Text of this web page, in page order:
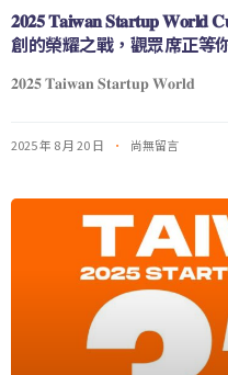
𝟐𝟎𝟐𝟓 𝐓𝐚𝐢𝐰𝐚𝐧 𝐒𝐭𝐚𝐫𝐭𝐮𝐩 𝐖𝐨𝐫𝐥𝐝
創的榮耀之戰，觀眾席正等
𝟐𝟎𝟐𝟓 𝐓𝐚𝐢𝐰𝐚𝐧 𝐒𝐭𝐚𝐫𝐭𝐮𝐩 𝐖𝐨𝐫𝐥𝐝
2025 年 8 月 20 日 尚無留言